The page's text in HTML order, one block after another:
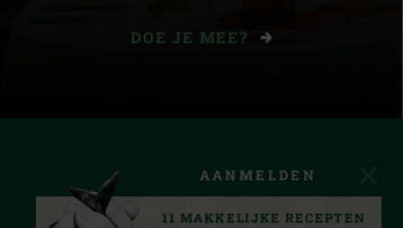
DOE JE MEE?
AANMELDEN
11 MAKKELIJKE RECEPTEN